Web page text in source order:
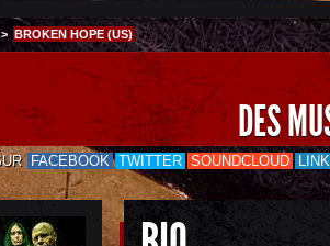
> BROKEN HOPE (US)
DES
FACEBOOK TWITTER SOUNDCLOUD